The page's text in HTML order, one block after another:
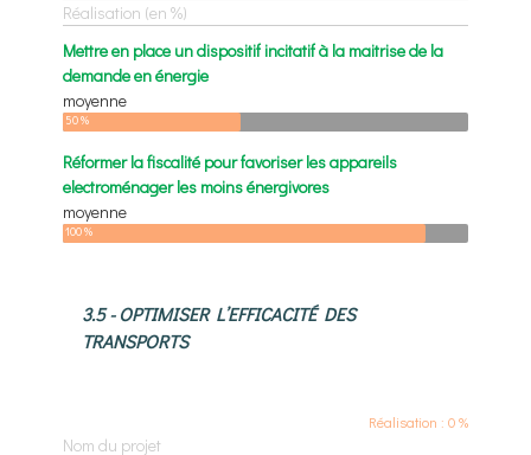
Réalisation (en %)
Mettre en place un dispositif incitatif à la maitrise de la
demande en énergie
moyenne
50 %
Réformer la fiscalité pour favoriser les appareils
electroménager les moins énergivores
moyenne
100 %
3.5 - OPTIMISER L’EFFICACITÉ DES
TRANSPORTS
Réalisation : 0 %
Nom du projet